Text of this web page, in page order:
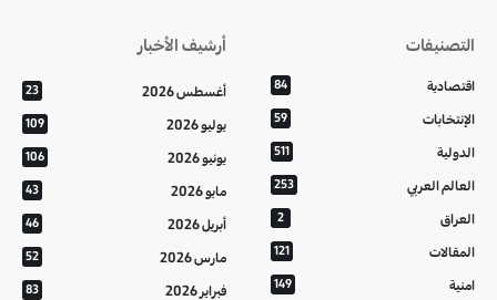
التصنيفات
اقتصادية 84
الإنتخابات 59
الدولية 511
العالم العربي 253
العراق 2
المقالات 121
امنية 149
أرشيف الأخبار
أغسطس 2026 23
يوليو 2026 109
يونيو 2026 106
مايو 2026 43
أبريل 2026 46
مارس 2026 52
فبراير 2026 83